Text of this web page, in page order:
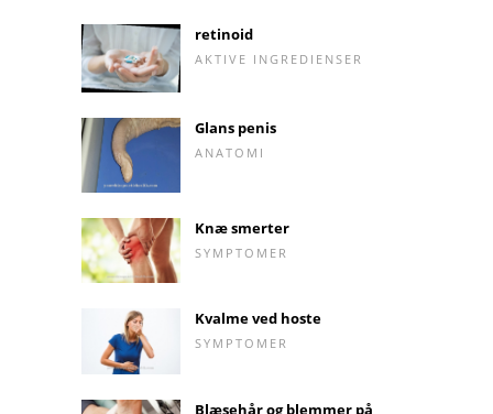
retinoid
AKTIVE INGREDIENSER
Glans penis
ANATOMI
Knæ smerter
SYMPTOMER
Kvalme ved hoste
SYMPTOMER
Blæsehår og blemmer på